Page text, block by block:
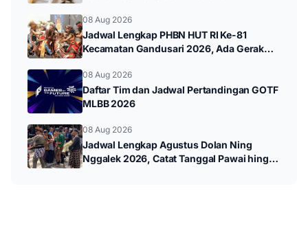
08 Aug 2026
Jadwal Lengkap PHBN HUT RI Ke-81
Kecamatan Gandusari 2026, Ada Gerak
08 Aug 2026
Daftar Tim dan Jadwal Pertandingan GOTF
MLBB 2026
08 Aug 2026
Jadwal Lengkap Agustus Dolan Ning
Nggalek 2026, Catat Tanggal Pawai hingga